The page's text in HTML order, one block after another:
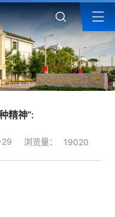
精神”:
浏览量： 19020